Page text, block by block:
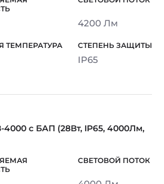
4200 Лм
IP65
4000 с БАП (28Вт, IP65, 4000Лм,